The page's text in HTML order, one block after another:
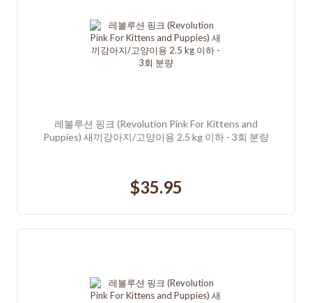
레볼루션 핑크 (Revolution Pink For Kittens and
Puppies) 새끼강아지/고양이용 2.5 kg 이하 - 3회 분량
$35.95